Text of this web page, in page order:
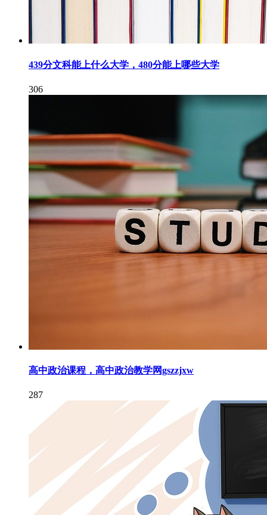
439分文科能上什么大学，480分能上哪些大学
306
高中政治课程，高中政治教学网gszzjxw
287